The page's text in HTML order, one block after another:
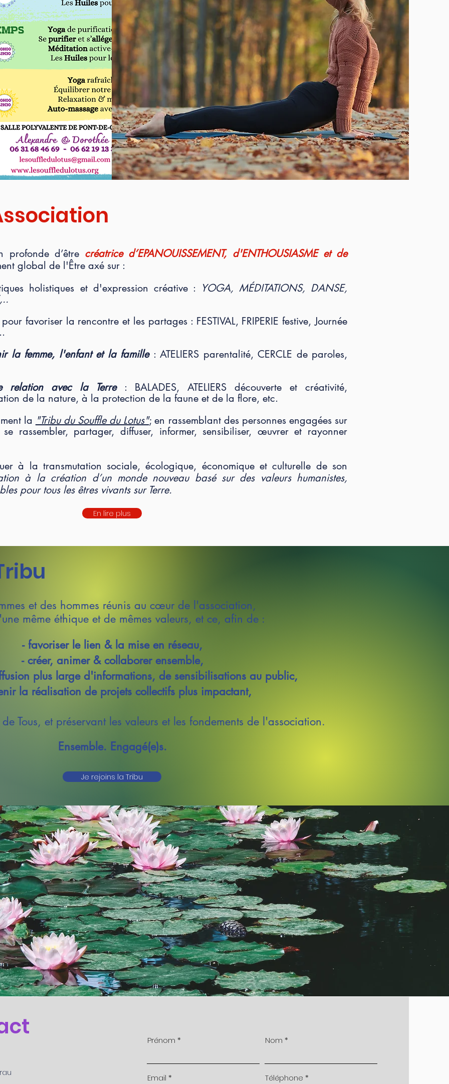
profonde d’être créatrice d’EPANOUISSEMENT, d'ENTHOUSIASME et de
global de l'Être axé sur :
holistiques et d'expression créative : YOGA, MÉDITATIONS, DANSE,
favoriser la rencontre et les partages : FESTIVAL, FRIPERIE festive, Journée
la femme, l'enfant et la famille : ATELIERS parentalité, CERCLE de paroles,
relation avec la Terre
: BALADES, ATELIERS découverte et créativité,
de la nature, à la protection de la faune et de la flore, etc.
la "Tribu du Souffle du Lotus"; en rassemblant des personnes engagées sur
rassembler, partager, diffuser, informer, sensibiliser, œuvrer et rayonner
à la transmutation sociale, écologique, économique et culturelle de son
à la création d’un monde nouveau basé sur des valeurs humanistes,
pour tous les êtres vivants sur Terre.
En lire plus
et des hommes réunis au cœur de l'association,
même éthique et de mêmes valeurs, et ce, afin de :
- favoriser le lien & la mise en réseau,
- créer, animer & collaborer ensemble,
plus large d'informations, de sensibilisations au public,
la réalisation de projets collectifs plus impactant,
Tous, et préservant les valeurs et les fondements de l'association.
Ensemble. Engagé(e)s.
Je rejoins la Tribu
Prénom Nom
Email Téléphone